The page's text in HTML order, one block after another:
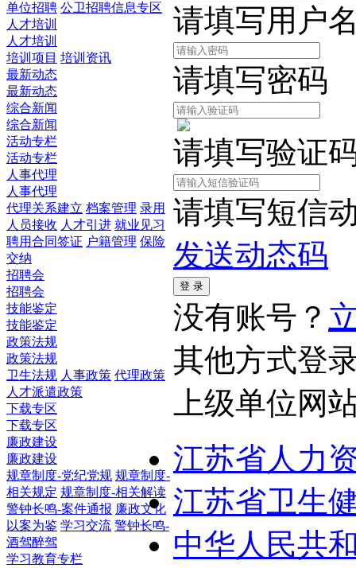
单位招聘 公卫招聘信息专区
人才培训
人才培训
培训项目 培训资讯
最新动态
最新动态
综合新闻
综合新闻
活动专栏
活动专栏
人事代理
人事代理
代理关系建立 档案管理 录用
人员接收 人才引进 就业见习
聘用合同签证 户籍管理 保险
交纳
招聘会
招聘会
技能鉴定
技能鉴定
政策法规
政策法规
卫生法规 人事政策 代理政策
人才派遣政策
下载专区
下载专区
廉政建设
廉政建设
规章制度-党纪党规 规章制度-
相关规定 规章制度-相关解读
警钟长鸣-案件通报 廉政文化
以案为鉴 学习交流 警钟长鸣-
酒驾醉驾
学习教育专栏
请填写用户
请填写密码
请填写验证
请填写短信
发送动态码
没有账号？
其他方式登
上级单位网
江苏省人力
江苏省卫生
中华人民共